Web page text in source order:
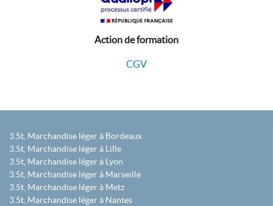
Action de formation
CGV
3.5t, Marchandise léger à Bordeaux
3.5t, Marchandise léger à Lille
3.5t, Marchandise léger à Lyon
3.5t, Marchandise léger à Marseille
3.5t, Marchandise léger à Metz
3.5t, Marchandise léger à Nantes